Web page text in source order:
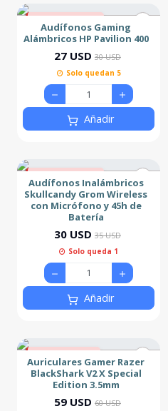
10% de descuento
Audífonos Gaming
Alámbricos HP Pavilion 400
27 USD 30 USD
Solo quedan 5
Añadir
Nuevo
Audífonos Inalámbricos
Skullcandy Grom Wireless
con Micrófono y 45h de
Batería
30 USD 35 USD
Solo queda 1
Añadir
Nuevo
Auriculares Gamer Razer
BlackShark V2 X Special
Edition 3.5mm
59 USD 60 USD